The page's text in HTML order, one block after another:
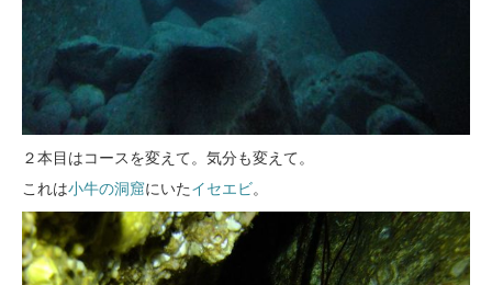
２本目はコースを変えて。気分も変えて。
これは小牛の洞窟にいたイセエビ。